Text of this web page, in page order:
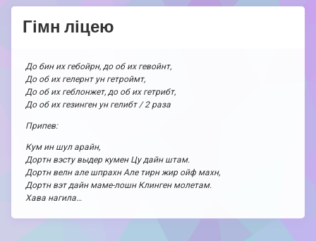
Гімн ліцею
До бин их гебойрн, до об их гевойнт,
До об их гелернт ун гетроймт,
До об их геблонжет, до об их гетрибт,
До об их гезинген ун гелибт / 2 раза
Припев:
Кум ин шул арайн,
Дортн вэсту выдер кумен Цу дайн штам.
Дортн велн але шпрахн Але тирн жир ойф махн,
Дортн вэт дайн маме-лошн Клинген молетам.
Хава нагила…